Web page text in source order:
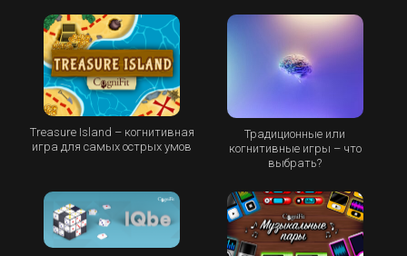
Treasure Island – когнитивная
игра для самых острых умов
Традиционные или
когнитивные игры – что
выбрать?